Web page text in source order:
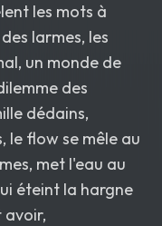
les mots à
larmes, les
un monde de
des
dédains,
le flow se mêle au
met l'eau au
éteint la hargne
avoir,